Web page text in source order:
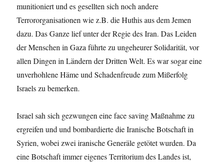
munitioniert und es gesellten sich noch andere
Terrororganisationen wie z.B. die Huthis aus dem Jemen
dazu. Das Ganze lief unter der Regie des Iran. Das Leiden
der Menschen in Gaza führte zu ungeheurer Solidarität, vor
allen Dingen in Ländern der Dritten Welt. Es war sogar eine
unverhohlene Häme und Schadenfreude zum Mißerfolg
Israels zu bemerken.
Israel sah sich gezwungen eine face saving Maßnahme zu
ergreifen und und bombardierte die Iranische Botschaft in
Syrien, wobei zwei iranische Generäle getötet wurden. Da
eine Botschaft immer eigenes Territorium des Landes ist,